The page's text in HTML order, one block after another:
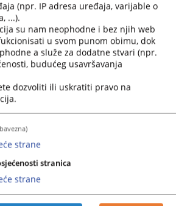
from 13. - 19.4.2026
118VIEWS
(npr. IP adresa uređaja, varijable o
...).
su nam neophodne i bez njih web
u svom punom obimu, dok
a služe za dodatne stvari (npr.
budućeg usavršavanja
dozvoliti ili uskratiti pravo na
strane
stranica
strane